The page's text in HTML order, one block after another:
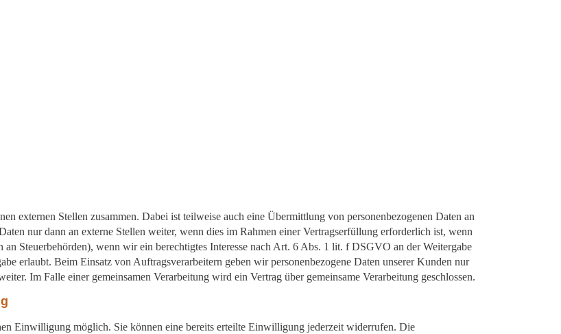
externen Stellen zusammen. Dabei ist teilweise auch eine Übermittlung von personenbezogenen Daten an
nur dann an externe Stellen weiter, wenn dies im Rahmen einer Vertragserfüllung erforderlich ist, wenn
Steuerbehörden), wenn wir ein berechtigtes Interesse nach Art. 6 Abs. 1 lit. f DSGVO an der Weitergabe
erlaubt. Beim Einsatz von Auftragsverarbeitern geben wir personenbezogene Daten unserer Kunden nur
Im Falle einer gemeinsamen Verarbeitung wird ein Vertrag über gemeinsame Verarbeitung geschlossen.
Einwilligung möglich. Sie können eine bereits erteilte Einwilligung jederzeit widerrufen. Die